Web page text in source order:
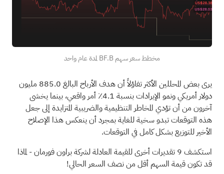
مخطط سعر سهم BF.B لمدة عام واحد
يرى بعض المحللين الأكثر تفاؤلاً أن هدف الأرباح البالغ 885.0 مليون
دولار أمريكي ونمو الإيرادات بنسبة 4.1٪ أمر واقعي، بينما يخشى
آخرون من أن تؤدي المخاطر التنظيمية والضريبية المتزايدة إلى جعل
هذه التوقعات تبدو سخية للغاية بمجرد أن ينعكس هذا الإصلاح
الأخير للتوزيع بشكل كامل في التوقعات.
استكشف 9 تقديرات أخرى للقيمة العادلة لشركة براون فورمان
- لماذا
قد تكون قيمة السهم أقل من نصف السعر الحالي!